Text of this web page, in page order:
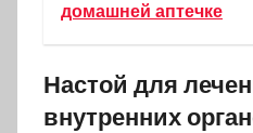
домашней аптечке
Настой для
внутренних